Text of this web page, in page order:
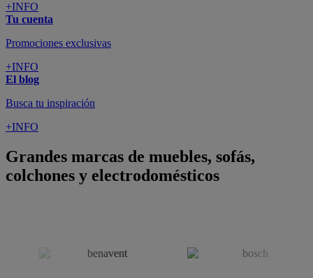
+INFO
Tu cuenta
Promociones exclusivas
+INFO
El blog
Busca tu inspiración
+INFO
Grandes marcas de muebles, sofás,
colchones y electrodomésticos